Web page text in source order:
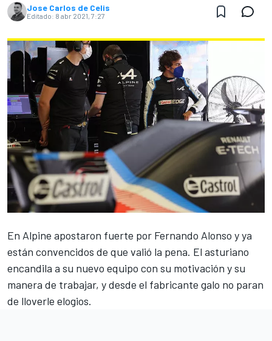
Jose Carlos de Celis
Editado: 8 abr 2021, 7:27
En Alpine apostaron fuerte por Fernando Alonso y ya
están convencidos de que valió la pena. El asturiano
encandila a su nuevo equipo con su motivación y su
manera de trabajar, y desde el fabricante galo no paran
de lloverle elogios.